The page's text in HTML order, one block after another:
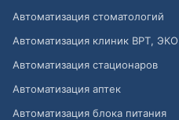
Автоматизация стоматологий
Автоматизация клиник ВРТ, ЭКО
Автоматизация стационаров
Автоматизация аптек
Автоматизация блока питания